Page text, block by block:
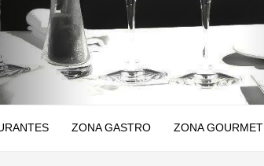
ZONA GASTRO ZONA GOURMET